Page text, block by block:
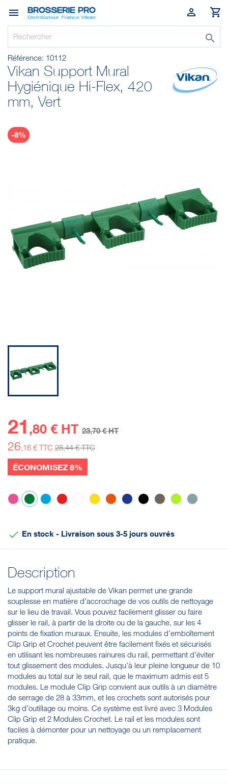
 


Référence: 10112
Vikan Support Mural
Hygiénique Hi-Flex, 420
mm, Vert
-8%
21 ,80 € HT 23,70 € HT
26,16 € TTC 28,44 € TTC
ÉCONOMISEZ 8%
 En stock - Livraison sous 3-5 jours ouvrés
Description
Le support mural ajustable de Vikan permet une grande
souplesse en matière d’accrochage de vos outils de nettoyage
sur le lieu de travail. Vous pouvez facilement glisser ou faire
glisser le rail, à partir de la droite ou de la gauche, sur les 4
points de fixation muraux. Ensuite, les modules d’emboîtement
Clip Grip et Crochet peuvent être facilement fixés et sécurisés
en utilisant les nombreuses rainures du rail, permettant d’éviter
tout glissement des modules. Jusqu’à leur pleine longueur de 10
modules au total sur le seul rail, que le maximum admis est 5
modules. Le module Clip Grip convient aux outils à un diamètre
de serrage de 28 à 33mm, et les crochets sont autorisés pour
3kg d’outillage ou moins. Ce système est livré avec 3 Modules
Clip Grip et 2 Modules Crochet. Le rail et les modules sont
faciles à démonter pour un nettoyage ou un remplacement
pratique.